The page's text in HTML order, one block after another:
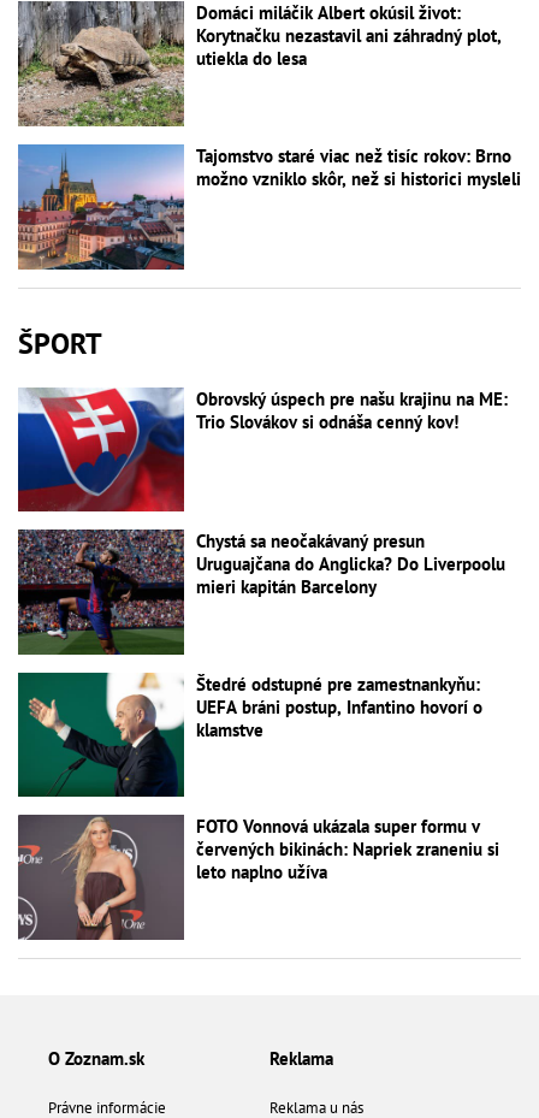
Domáci miláčik Albert okúsil život:
Korytnačku nezastavil ani záhradný plot,
utiekla do lesa
Tajomstvo staré viac než tisíc rokov: Brno
možno vzniklo skôr, než si historici mysleli
ŠPORT
Obrovský úspech pre našu krajinu na ME:
Trio Slovákov si odnáša cenný kov!
Chystá sa neočakávaný presun
Uruguajčana do Anglicka? Do Liverpoolu
mieri kapitán Barcelony
Štedré odstupné pre zamestnankyňu:
UEFA bráni postup, Infantino hovorí o
klamstve
FOTO Vonnová ukázala super formu v
červených bikinách: Napriek zraneniu si
leto naplno užíva
O Zoznam.sk
Právne informácie
Reklama
Reklama u nás